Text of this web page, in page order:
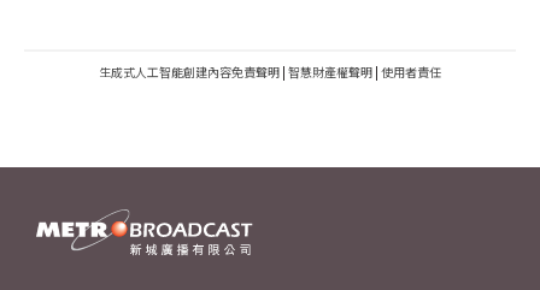
生成式人工智能創建內容免責聲明 | 智慧財產權聲明 | 使用者責任